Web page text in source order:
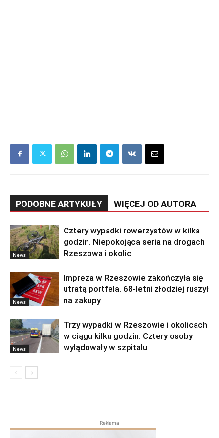
PODOBNE ARTYKUŁY WIĘCEJ OD AUTORA
News
Cztery wypadki rowerzystów w kilka
godzin. Niepokojąca seria na drogach
Rzeszowa i okolic
News
Impreza w Rzeszowie zakończyła się
utratą portfela. 68-letni złodziej ruszył
na zakupy
News
Trzy wypadki w Rzeszowie i okolicach
w ciągu kilku godzin. Cztery osoby
wylądowały w szpitalu
Reklama